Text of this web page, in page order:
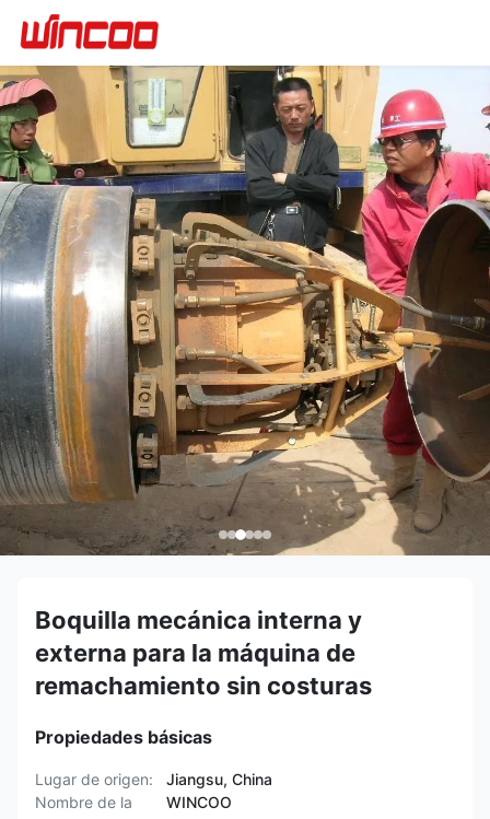
Boquilla mecánica interna y
externa para la máquina de
remachamiento sin costuras
Propiedades básicas
Lugar de origen:
Jiangsu, China
Nombre de la
WINCOO